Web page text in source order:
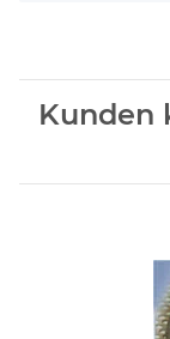
Kunden